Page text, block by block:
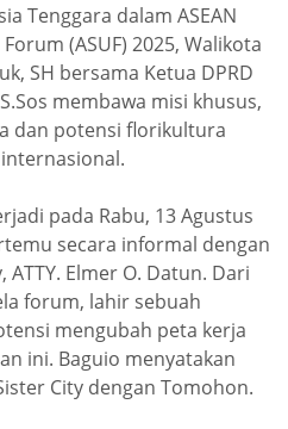
Tenggara dalam ASEAN
(ASUF) 2025, Walikota
SH bersama Ketua DPRD
membawa misi khusus,
dan potensi florikultura
pada Rabu, 13 Agustus
secara informal dengan
Elmer O. Datun. Dari
forum, lahir sebuah
mengubah peta kerja
ini. Baguio menyatakan
City dengan Tomohon.